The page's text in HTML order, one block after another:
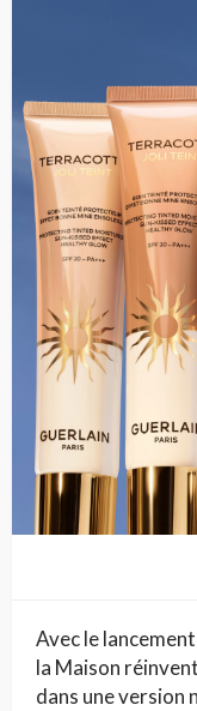
Avec le
la Maison
dans une version